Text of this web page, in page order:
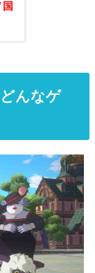
んなゲ